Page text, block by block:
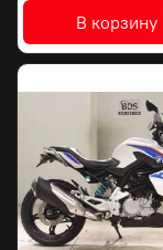
В корзину